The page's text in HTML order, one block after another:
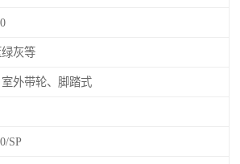
灰等
外带轮、脚踏式
SP